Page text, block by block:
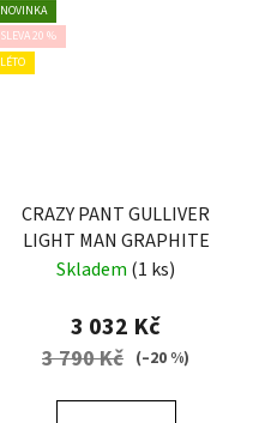
NOVINKA
SLEVA 20 %
LÉTO
CRAZY PANT GULLIVER
LIGHT MAN GRAPHITE
Skladem (1 ks)
3 032 Kč
3 790 Kč (–20 %)